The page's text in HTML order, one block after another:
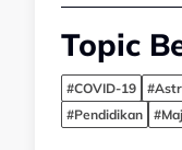
Topic
#COVID-19
#Pendidikan